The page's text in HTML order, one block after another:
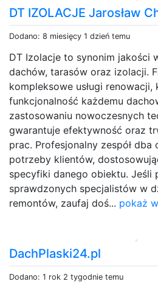
DT IZOLACJE Jarosław
Dodano: 8 miesięcy 1 dzień temu
DT Izolacje to synonim jakości
dachów, tarasów oraz izolacji.
kompleksowe usługi
funkcjonalność każdemu
zastosowaniu nowoczesnych
gwarantuje efektywność oraz
prac. Profesjonalny zespół dba
potrzeby klientów,
specyfiki danego obiektu. Jeśli
sprawdzonych specjalistów w
remontów, zaufaj doś... pokaż
DachPlaski24.pl
Dodano: 1 rok 2 tygodnie temu